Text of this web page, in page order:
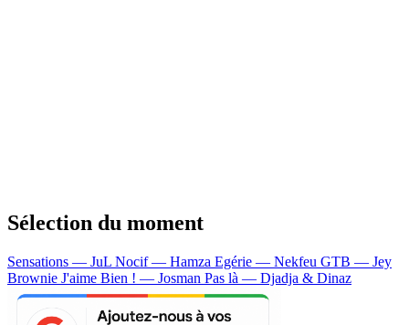
Sélection du moment
Sensations — JuL Nocif — Hamza Egérie — Nekfeu GTB — Jey
Brownie J'aime Bien ! — Josman Pas là — Djadja & Dinaz